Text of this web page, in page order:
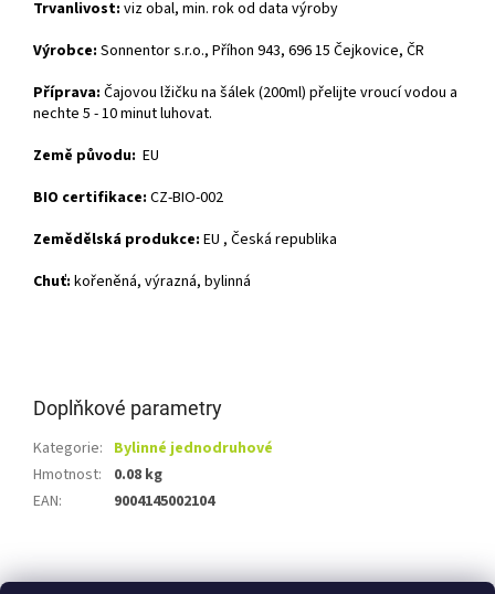
Trvanlivost: viz obal, min. rok od data výroby
Výrobce: Sonnentor s.r.o., Příhon 943, 696 15 Čejkovice, ČR
Příprava: Čajovou lžičku na šálek (200ml) přelijte vroucí vodou a
nechte 5 - 10 minut luhovat.
Země původu: EU
BIO certifikace: CZ-BIO-002
Zemědělská produkce: EU , Česká republika
Chuť: kořeněná, výrazná, bylinná
Doplňkové parametry
Kategorie: Bylinné jednodruhové
Hmotnost:
0.08 kg
EAN: 9004145002104